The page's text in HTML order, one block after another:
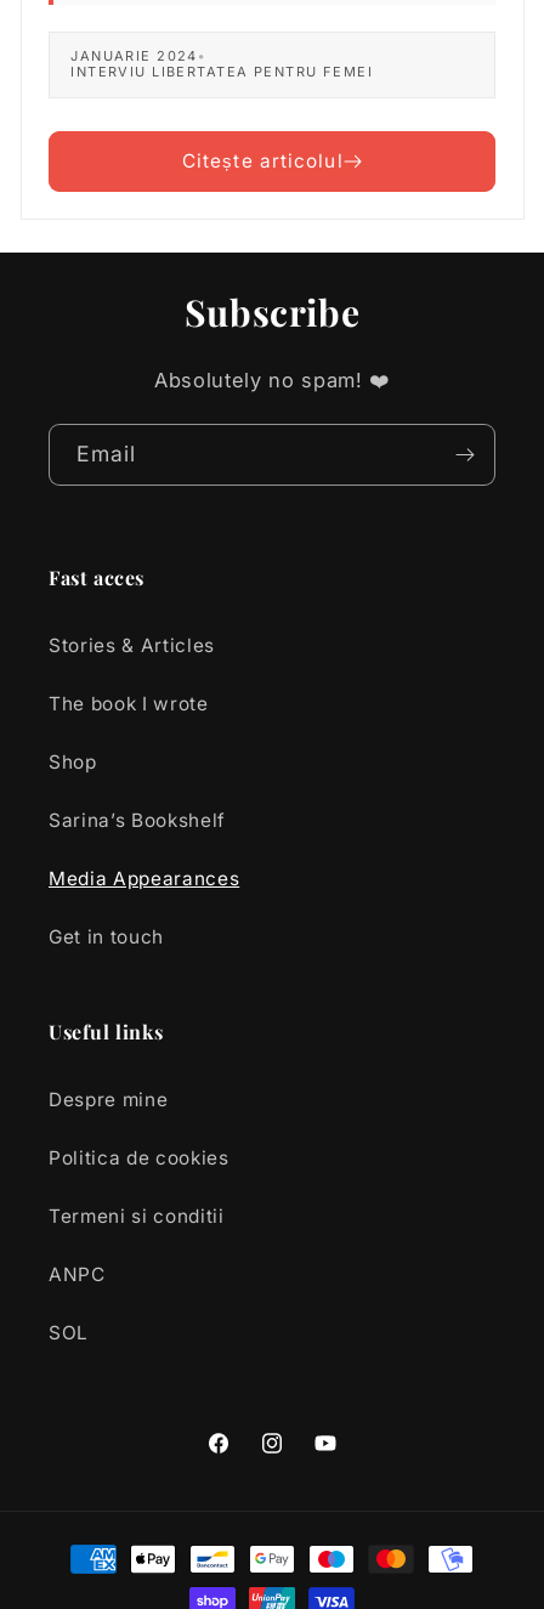
JANUARIE 2024 •
INTERVIU LIBERTATEA PENTRU FEMEI
Citește articolul
Subscribe
Absolutely no spam! ❤️
Email
Fast acces
Stories & Articles
The book I wrote
Shop
Sarina’s Bookshelf
Media Appearances
Get in touch
Useful links
Despre mine
Politica de cookies
Termeni si conditii
ANPC
SOL
FacebookInstagramYouTube
Payment
methods